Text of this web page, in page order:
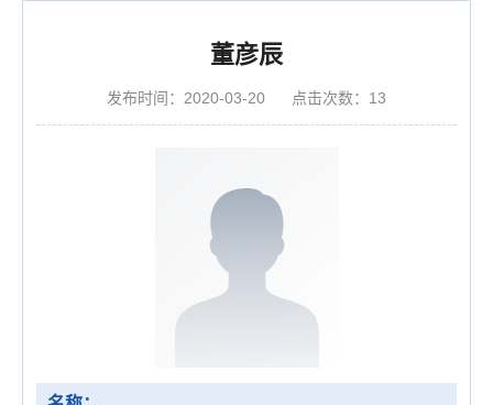
董彦辰
发布时间：2020-03-20 点击次数： 13